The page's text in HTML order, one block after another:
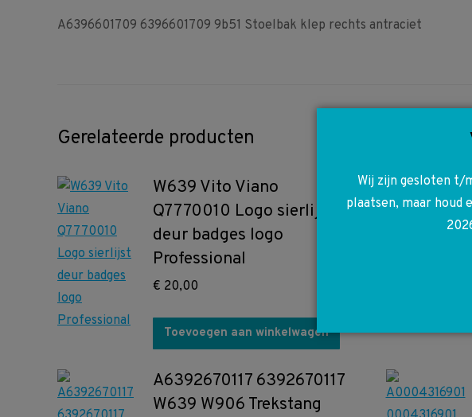
A6396601709 6396601709 9b51 Stoelbak klep rechts antraciet
Gerelateerde producten
W639 Vito Viano
Q7770010 Logo sierlijst
deur badges logo
Professional
€ 20,00
Toevoegen aan winkelwagen
A6392670117 6392670117
W639 W906 Trekstang
Wij zijn gesloten t/
plaatsen, maar houd